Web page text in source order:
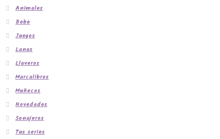
Animales
Bebe
Juegos
Lanas
Llaveros
Marcalibros
Muñecos
Novedades
Sonajeros
Tus series